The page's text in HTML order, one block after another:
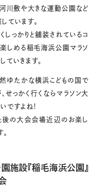
川敷や大きな運動公園など
ています。
しっかりと舗装されているコ
しめる稲毛海浜公園マラソ
ていきます。
ゆたかな横浜こどもの国で
せっかく行くならマラソン大
ですよね!
後の大会会場近辺のお楽し
施設『稲毛海浜公園』